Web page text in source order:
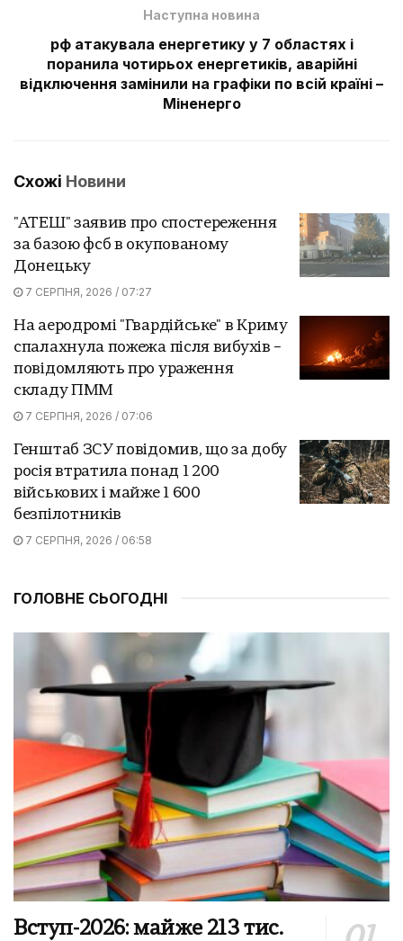
Наступна новина
рф атакувала енергетику у 7 областях і
поранила чотирьох енергетиків, аварійні
відключення замінили на графіки по всій країні –
Міненерго
Схожі Новини
"АТЕШ" заявив про спостереження
за базою фсб в окупованому
Донецьку
7 СЕРПНЯ, 2026 / 07:27
На аеродромі "Гвардійське" в Криму
спалахнула пожежа після вибухів –
повідомляють про ураження
складу ПММ
7 СЕРПНЯ, 2026 / 07:06
Генштаб ЗСУ повідомив, що за добу
росія втратила понад 1 200
військових і майже 1 600
безпілотників
7 СЕРПНЯ, 2026 / 06:58
ГОЛОВНЕ СЬОГОДНІ
Вступ-2026: майже 213 тис.